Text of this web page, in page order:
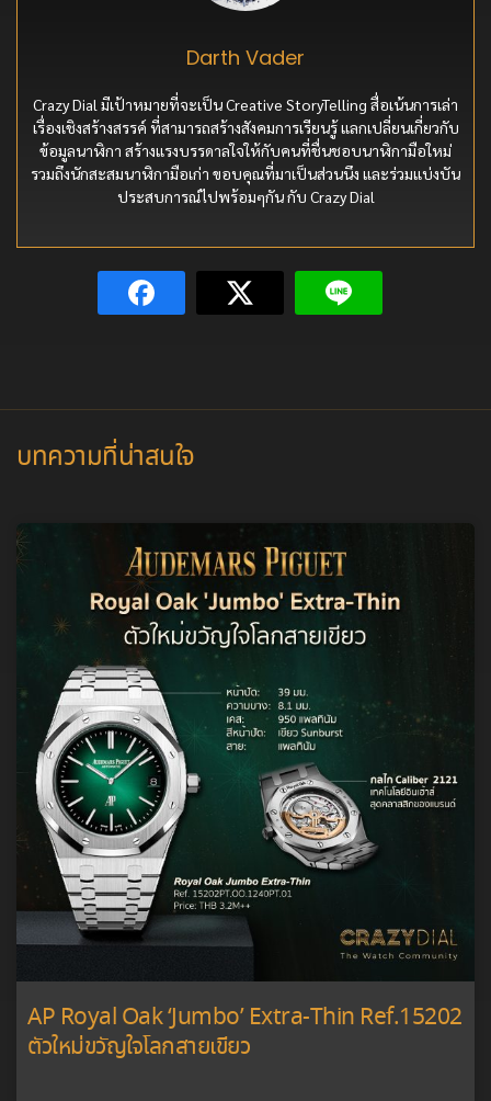
Darth Vader
Crazy Dial มีเป้าหมายที่จะเป็น Creative StoryTelling สื่อเน้นการเล่า
เรื่องเชิงสร้างสรรค์ ที่สามารถสร้างสังคมการเรียนรู้ แลกเปลี่ยนเกี่ยวกับ
ข้อมูลนาฬิกา สร้างแรงบรรดาลใจให้กับคนที่ชื่นชอบนาฬิกามือใหม่
รวมถึงนักสะสมนาฬิกามือเก่า ขอบคุณที่มาเป็นส่วนนึง และร่วมแบ่งบัน
ประสบการณ์ไปพร้อมๆกัน กับ Crazy Dial
บทความที่น่าสนใจ
AP Royal Oak ‘Jumbo’ Extra-Thin Ref.15202
ตัวใหม่ขวัญใจโลกสายเขียว